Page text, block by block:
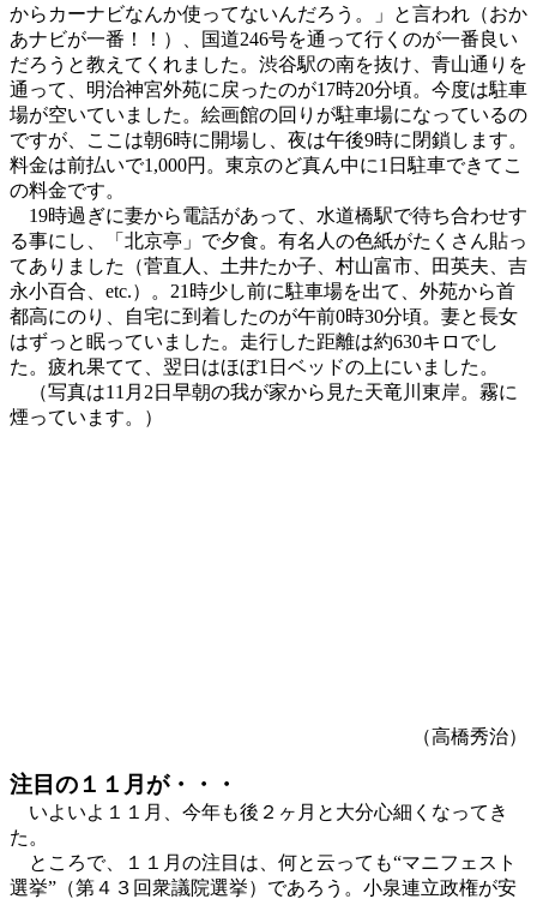
からカーナビなんか使ってないんだろう。」と言われ（おか
あナビが一番！！）、国道246号を通って行くのが一番良い
だろうと教えてくれました。渋谷駅の南を抜け、青山通りを
通って、明治神宮外苑に戻ったのが17時20分頃。今度は駐車
場が空いていました。絵画館の回りが駐車場になっているの
ですが、ここは朝6時に開場し、夜は午後9時に閉鎖します。
料金は前払いで1,000円。東京のど真ん中に1日駐車できてこ
の料金です。
19時過ぎに妻から電話があって、水道橋駅で待ち合わせす
る事にし、「北京亭」で夕食。有名人の色紙がたくさん貼っ
てありました（菅直人、土井たか子、村山富市、田英夫、吉
永小百合、etc.）。21時少し前に駐車場を出て、外苑から首
都高にのり、自宅に到着したのが午前0時30分頃。妻と長女
はずっと眠っていました。走行した距離は約630キロでし
た。疲れ果てて、翌日はほぼ1日ベッドの上にいました。
（写真は11月2日早朝の我が家から見た天竜川東岸。霧に
煙っています。）
（高橋秀治）
注目の１１月が・・・
いよいよ１１月、今年も後２ヶ月と大分心細くなってき
た。
ところで、１１月の注目は、何と云っても“マニフェスト
選挙”（第４３回衆議院選挙）であろう。小泉連立政権が安